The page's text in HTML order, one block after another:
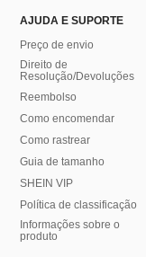
AJUDA E SUPORTE
Preço de envio
Direito de
Resolução/Devoluções
Reembolso
Como encomendar
Como rastrear
Guia de tamanho
SHEIN VIP
Política de classificação
​Informações sobre o
produto